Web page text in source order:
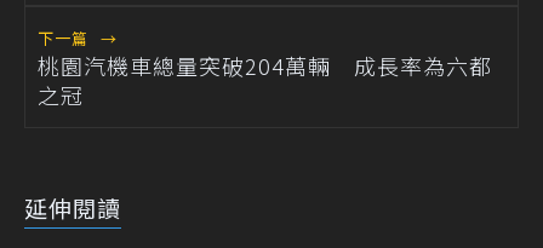
下一篇 →
桃園汽機車總量突破204萬輛 成長率為六都
之冠
延伸閱讀